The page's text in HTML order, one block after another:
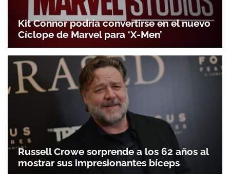
Kit Connor podría convertirse en el nuevo
Cíclope de Marvel para ‘X-Men’
Russell Crowe sorprende a los 62 años al
mostrar sus impresionantes bíceps